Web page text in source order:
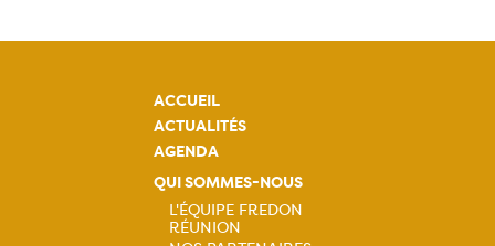
ACCUEIL
ACTUALITÉS
AGENDA
QUI SOMMES-NOUS
L'ÉQUIPE FREDON
RÉUNION